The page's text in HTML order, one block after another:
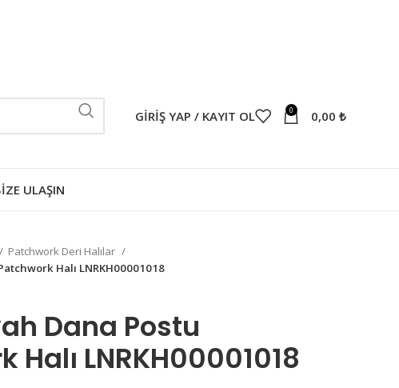
GIRIŞ YAP / KAYIT OL 0 0,00 ₺
ULAŞIN
Patchwork Deri Halılar
Halı LNRKH00001018
Dana Postu
Halı LNRKH00001018